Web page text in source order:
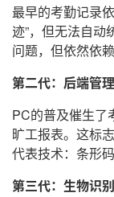
最早的考勤记录
迹”，但无法自动
问题，但依然依
第二代：后端管
PC的普及催生了
旷工报表。这标
代表技术：条形
第三代：生物识